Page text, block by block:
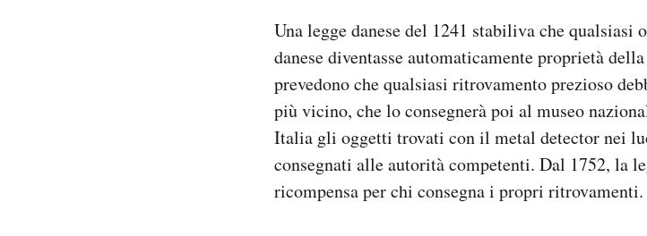
Una legge danese del 1241 stabiliva che
danese diventasse automaticamente proprietà
prevedono che qualsiasi ritrovamento prezioso
più vicino, che lo consegnerà poi al museo
Italia gli oggetti trovati con il metal detector nei
consegnati alle autorità competenti. Dal 1752, la
ricompensa per chi consegna i propri ritrovamenti.